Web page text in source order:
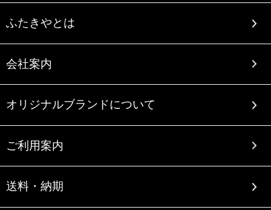
ふたきやとは
会社案内
オリジナルブランドについて
ご利用案内
送料・納期